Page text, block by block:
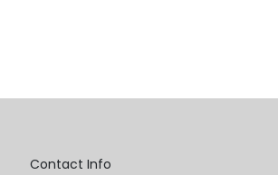
Contact Info